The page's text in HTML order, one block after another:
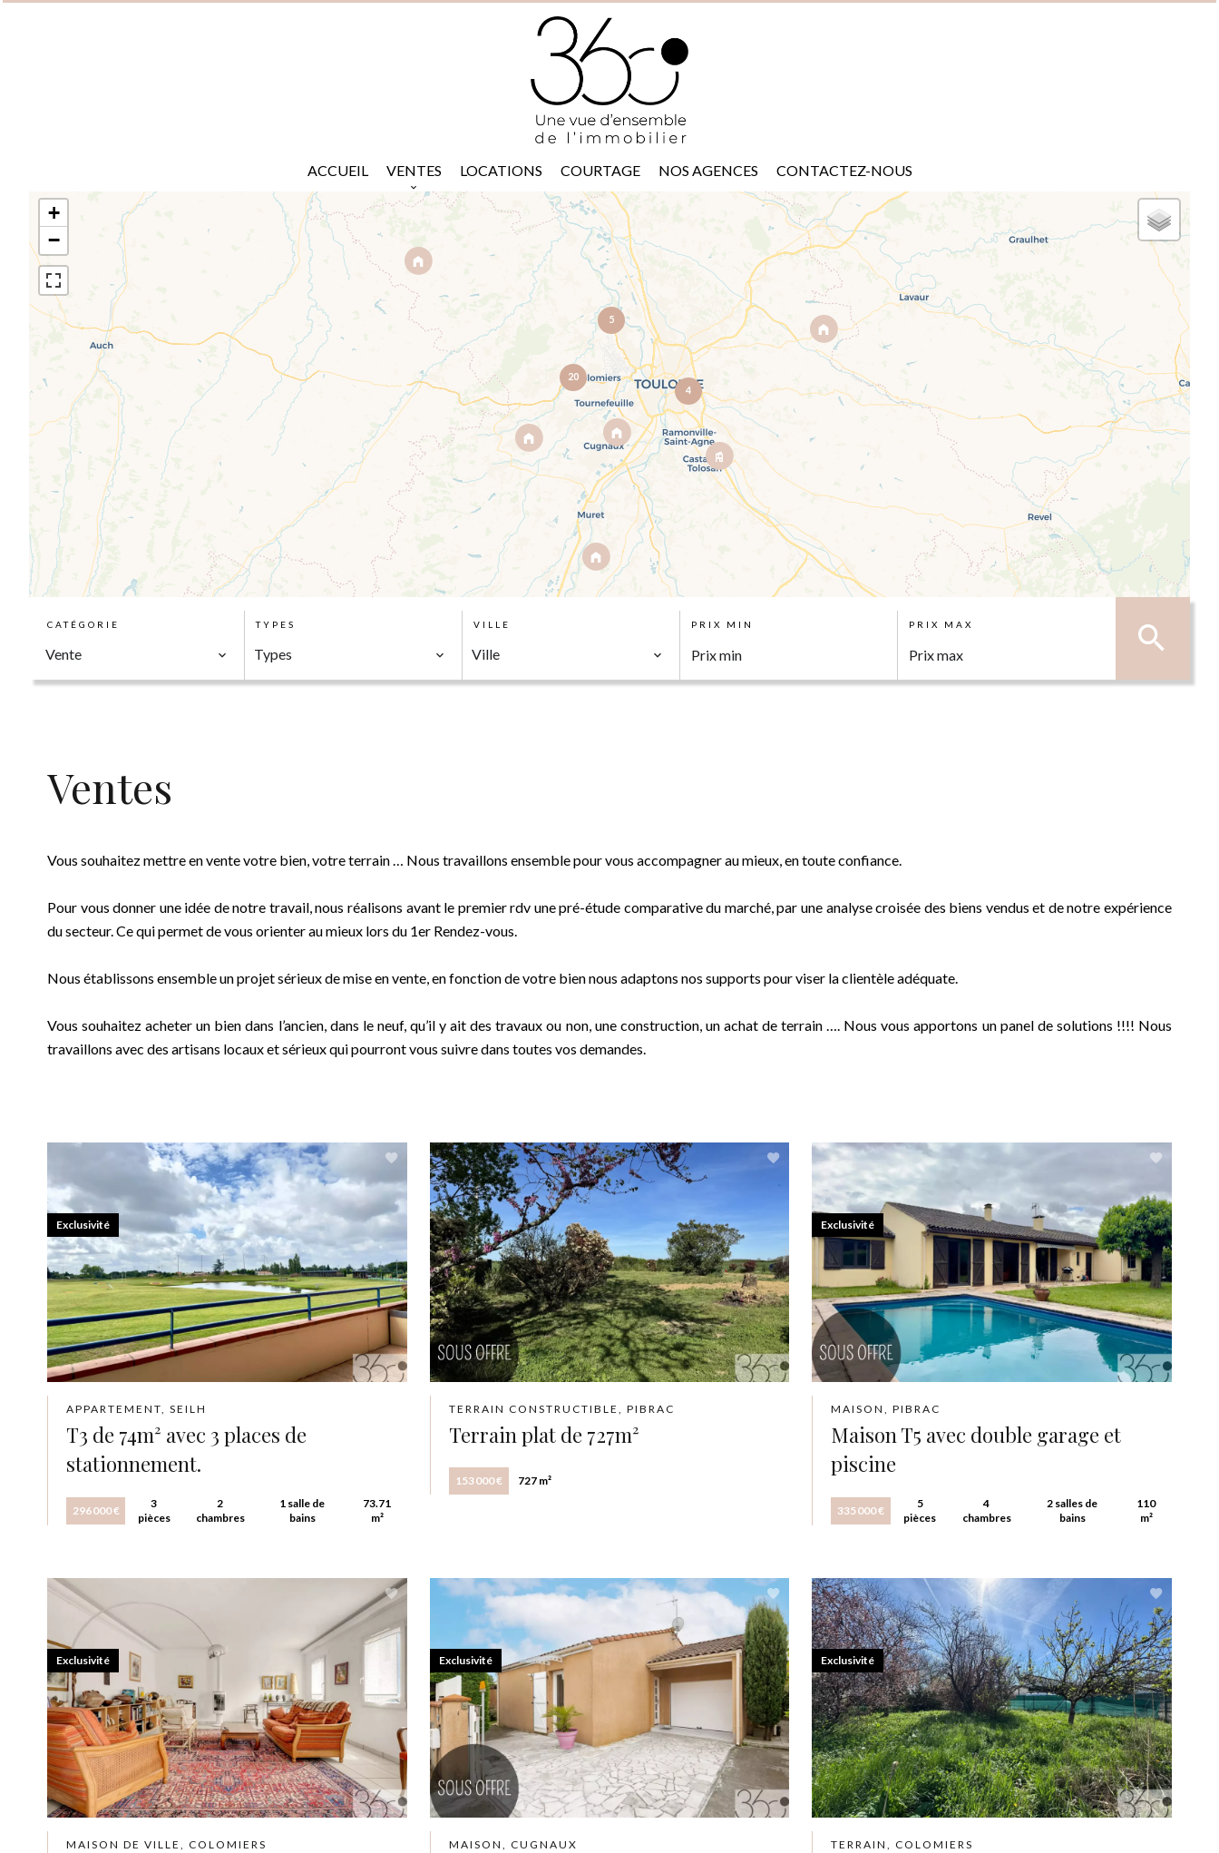
ACCUEIL VENTES LOCATIONS COURTAGE NOS AGENCES CONTACTEZ-NOUS
5
4
20
+
−
CATÉGORIE
Vente
TYPES
Types
VILLE
Ville
PRIX MIN PRIX MAX
Ventes
Vous souhaitez mettre en vente votre bien, votre terrain … Nous travaillons ensemble pour vous accompagner au mieux, en toute confiance.
Pour vous donner une idée de notre travail, nous réalisons avant le premier rdv une pré-étude comparative du marché, par une analyse croisée des biens vendus et de notre expérience
du secteur. Ce qui permet de vous orienter au mieux lors du 1er Rendez-vous.
Nous établissons ensemble un projet sérieux de mise en vente, en fonction de votre bien nous adaptons nos supports pour viser la clientèle adéquate.
Vous souhaitez acheter un bien dans l’ancien, dans le neuf, qu’il y ait des travaux ou non, une construction, un achat de terrain …. Nous vous apportons un panel de solutions !!!! Nous
travaillons avec des artisans locaux et sérieux qui pourront vous suivre dans toutes vos demandes.
APPARTEMENT, SEILH
T3 de 74m² avec 3 places de
stationnement.
296 000 €
3
pièces
2
chambres
1 salle de
bains
73.71
m²
Exclusivité
TERRAIN CONSTRUCTIBLE, PIBRAC
Terrain plat de 727m²
153 000 € 727 m²
MAISON, PIBRAC
Maison T5 avec double garage et
piscine
335 000 €
5
pièces
4
chambres
2 salles de
bains
110
m²
Exclusivité
MAISON DE VILLE, COLOMIERS
Exclusivité
MAISON, CUGNAUX
Exclusivité
TERRAIN, COLOMIERS
Exclusivité